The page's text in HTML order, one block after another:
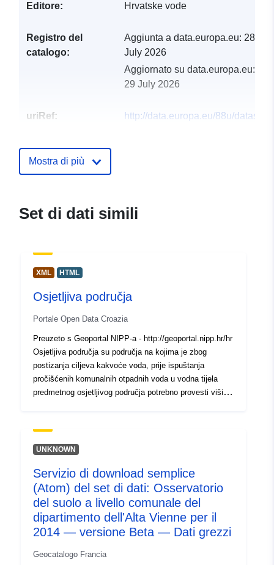
Editore: Hrvatske vode
Registro del
catalogo:
Aggiunta a data.europa.eu: 28
July 2026
Aggiornato su data.europa.eu:
29 July 2026
uriRef:
http://data.europa.eu/88u/dataset/
Mostra di più
Set di dati simili
XML HTML
Osjetljiva područja
Portale Open Data Croazia
Preuzeto s Geoportal NIPP-a - http://geoportal.nipp.hr/hr
Osjetljiva područja su područja na kojima je zbog
postizanja ciljeva kakvoće voda, prije ispuštanja
pročišćenih komunalnih otpadnih voda u vodna tijela
predmetnog osjetljivog područja potrebno provesti viši
opterećenjem većim od 10.000 ES (ekvivalent
stanovnika). Naprednijim postupcima pročišćavanja
u vodna tijela, a prema potrebi, smanjuje se i unos
drugih onečišćujućih tvari koje bi negativno utjecale na
kakvoću vodnog okoliša. Svako osjetljivo područje ima
pripadajući sliv. Na sliv osjetljivog područja primjenjuju
se na odgovarajući način sve odredbe koje se
primjenjuju i na predmetno osjetljivo područje. Vodno
područje rijeke Dunav u Hrvatskoj identificirano je kao
UNKNOWN
Servizio di download semplice
(Atom) del set di dati: Osservatorio
del suolo a livello comunale del
dipartimento dell'Alta Vienne per il
2014 — versione Beta — Dati grezzi
Geocatalogo Francia